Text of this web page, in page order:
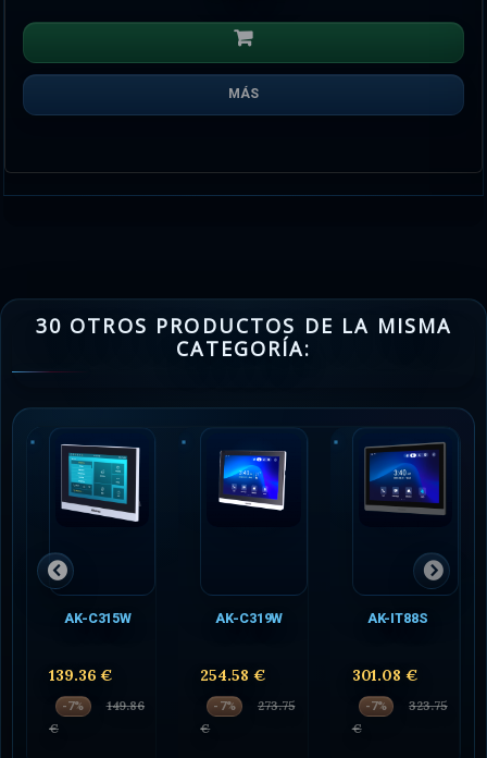
MÁS
30 OTROS PRODUCTOS DE LA MISMA
CATEGORÍA:
AK-C315W
139.36 €
-7%
149.86
€
AK-C319W
254.58 €
-7%
273.75
€
AK-IT88S
301.08 €
-7%
323.75
€